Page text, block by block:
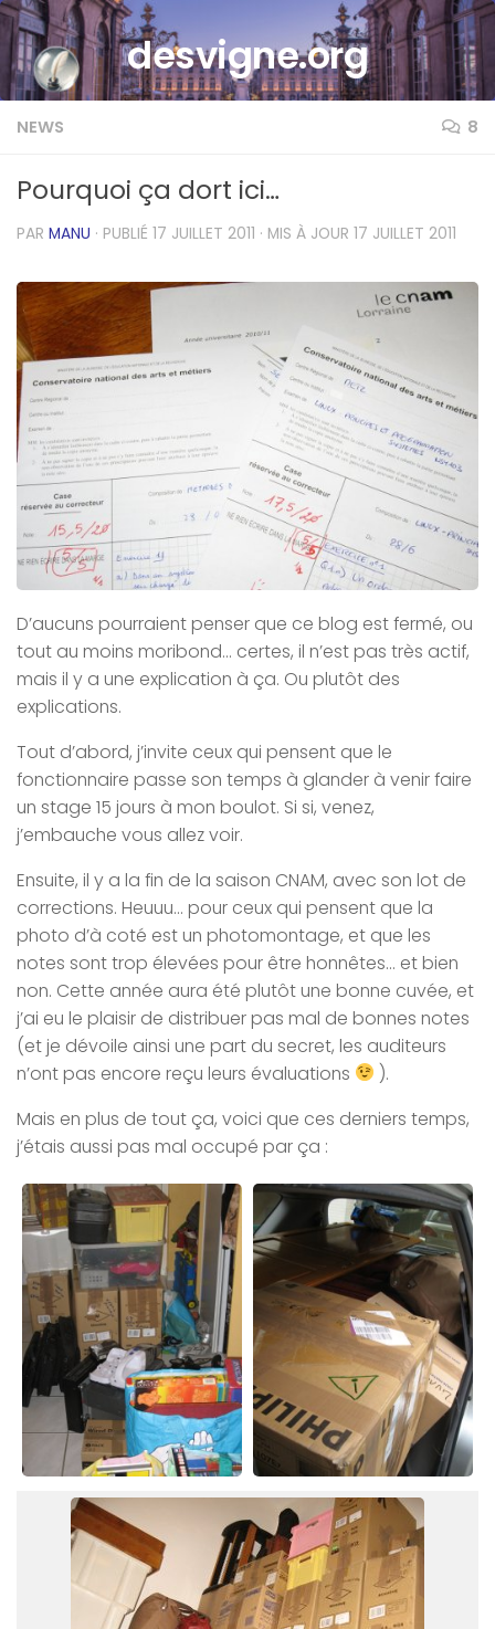
Skip to contentdesvigne.org
NEWS 8
Pourquoi ça dort ici…
PAR MANU · PUBLIÉ 17 JUILLET 2011 · MIS À JOUR 17 JUILLET 2011
D’aucuns pourraient penser que ce blog est fermé, ou
tout au moins moribond… certes, il n’est pas très actif,
mais il y a une explication à ça. Ou plutôt des
explications.
Tout d’abord, j’invite ceux qui pensent que le
fonctionnaire passe son temps à glander à venir faire
un stage 15 jours à mon boulot. Si si, venez,
j’embauche vous allez voir.
Ensuite, il y a la fin de la saison CNAM, avec son lot de
corrections. Heuuu… pour ceux qui pensent que la
photo d’à coté est un photomontage, et que les
notes sont trop élevées pour être honnêtes… et bien
non. Cette année aura été plutôt une bonne cuvée, et
j’ai eu le plaisir de distribuer pas mal de bonnes notes
(et je dévoile ainsi une part du secret, les auditeurs
n’ont pas encore reçu leurs évaluations
).
Mais en plus de tout ça, voici que ces derniers temps,
j’étais aussi pas mal occupé par ça :